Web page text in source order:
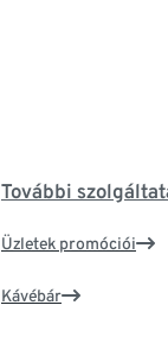
További
Üzletek promóciói
Kávébár